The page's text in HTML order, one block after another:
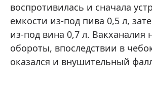
воспротивилась и сначала
емкости из-под пива 0,5 л,
из-под вина 0,7 л. Вакханалия
обороты, впоследствии в
оказался и внушительный